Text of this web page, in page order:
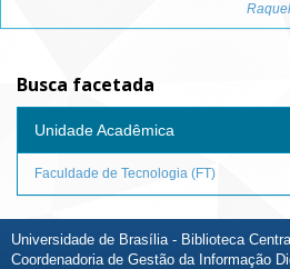
Busca facetada
Unidade Acadêmica
Faculdade de Tecnologia (FT)
Universidade de Brasília - Biblioteca
Coordenadoria de Gestão da Informação